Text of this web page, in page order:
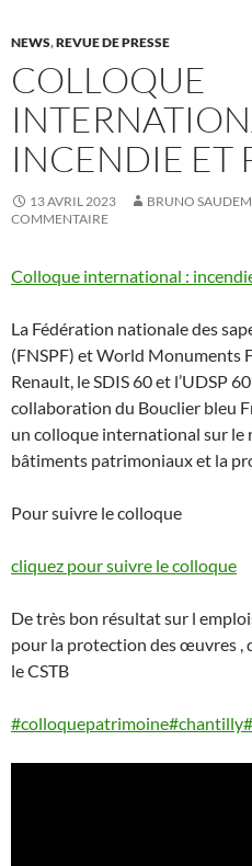
NEWS,REVUE DE PRESSE
COLLOQUE
INCENDIE ET
13 AVRIL 2023 BRUNO
COMMENTAIRE
Colloque international :
La Fédération nationale des
(FNSPF) et World Monuments
Renault, le SDIS 60 et l’UDSP
collaboration du Bouclier bleu
un colloque international sur le
bâtiments patrimoniaux et la
Pour suivre le colloque
cliquez pour suivre le colloque
De très bon résultat sur l
pour la protection des œuvres ,
le CSTB
#colloquepatrimoine#chantilly